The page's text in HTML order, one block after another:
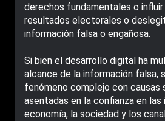
derechos fundamentales o
resultados electorales o
información falsa o engañosa.
Si bien el desarrollo digital ha
alcance de la información falsa,
fenómeno complejo con causas
asentadas en la confianza en
economía, la sociedad y los